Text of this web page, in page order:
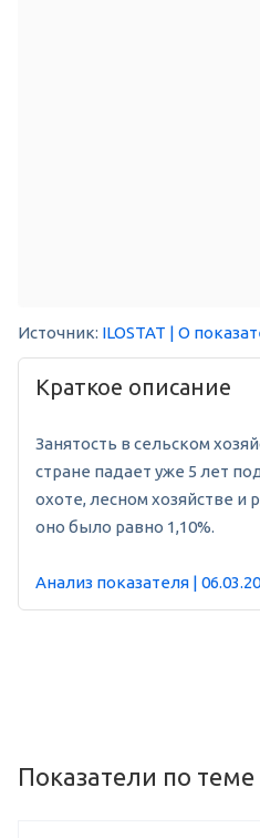
Источник: ILOSTAT | О
Краткое описание
Занятость в сельском
стране падает уже 5 лет
охоте, лесном хозяйстве и
оно было равно 1,10%.
Анализ показателя |
Показатели по теме